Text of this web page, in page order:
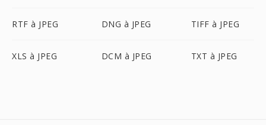
RTF à JPEG DNG à JPEG TIFF à JPEG
XLS à JPEG DCM à JPEG TXT à JPEG